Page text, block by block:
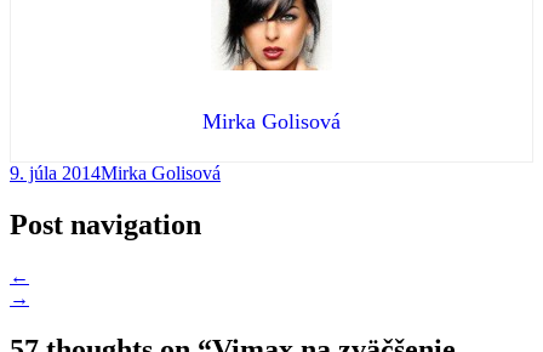
Mirka Golisová
9. júla 2014Mirka Golisová
Post navigation
←
→